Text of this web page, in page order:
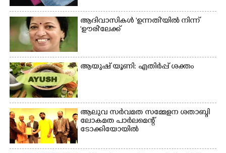
ആദിവാസികൾ 'ഉന്നതി'യിൽ നിന്ന്
'ഊരി'ലേക്ക്
ആയുഷ് യൂണി: എതിർപ്പ് ശക്തം
ആലുവ സർവമത സമ്മേളന ശതാബ്ദി
ലോകമത പാർലമെന്റ്
ടോക്കിയോയിൽ